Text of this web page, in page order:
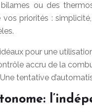
ou des
priorités :
pour une
accru de la
tentative